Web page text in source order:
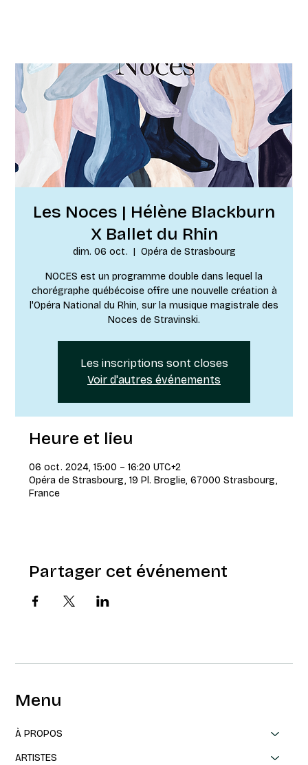
Les Noces | Hélène Blackburn
X Ballet du Rhin
dim. 06 oct.
  |
Opéra de Strasbourg
NOCES est un programme double dans lequel la
chorégraphe québécoise offre une nouvelle création à
l'Opéra National du Rhin, sur la musique magistrale des
Noces de Stravinski.
Les inscriptions sont closes
Voir d'autres événements
Heure et lieu
06 oct. 2024, 15:00 – 16:20 UTC+2
Opéra de Strasbourg, 19 Pl. Broglie, 67000 Strasbourg,
France
Partager cet événement
Menu
À PROPOS
ARTISTES